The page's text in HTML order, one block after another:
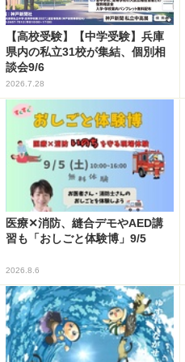
【高校受験】【中学受験】兵庫
県内の私立31校が集結、個別相
談会9/6
2026.7.28
医療✕消防、縫合デモやAED講
習も「おしごと体験博」9/5
2026.8.6